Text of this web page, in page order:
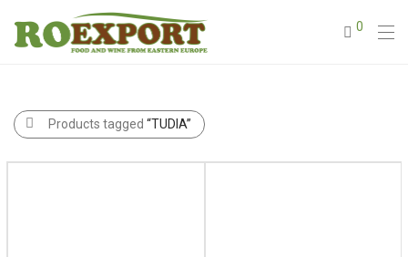
0
Products tagged “TUDIA”